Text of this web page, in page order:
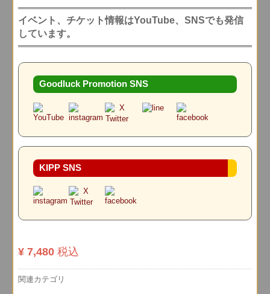
イベント、チケット情報はYouTube、SNSでも発信
しています。
Goodluck Promotion SNS
KIPP SNS
¥ 7,480 税込
関連カテゴリ